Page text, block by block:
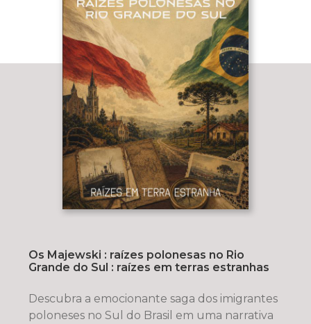
Os Majewski : raízes polonesas no Rio
Grande do Sul : raízes em terras estranhas
Descubra a emocionante saga dos imigrantes
poloneses no Sul do Brasil em uma narrativa